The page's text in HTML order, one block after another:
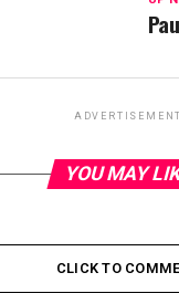
ADVERTISEMENT
YOU MAY
CLICK TO